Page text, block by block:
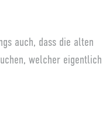
auch, dass die alten
welcher eigentlich